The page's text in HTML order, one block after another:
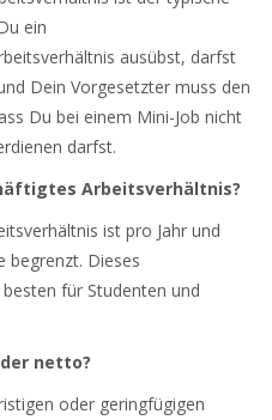
ein
ausübst, darfst
Dein Vorgesetzter muss den
Du bei einem Mini-Job nicht
darfst.
Arbeitsverhältnis?
ist pro Jahr und
begrenzt. Dieses
für Studenten und
netto?
oder geringfügigen